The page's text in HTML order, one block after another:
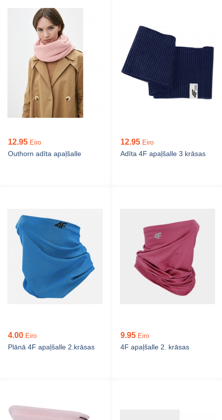
12.95 Eiro
Outhorn adīta apaļšalle
12.95 Eiro
Adīta 4F apaļšalle 3 krāsas
4.00 Eiro
Plānā 4F apaļšalle 2.krāsas
9.95 Eiro
4F apaļšalle 2. krāsas